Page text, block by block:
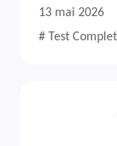
13 mai 2026
# Test